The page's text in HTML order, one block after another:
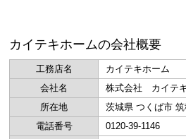
カイテキホームの会社概要
工務店名
カイテキホーム
会社名
株式会社 カイテ
所在地
茨城県 つくば市 筑
電話番号
0120-39-1146